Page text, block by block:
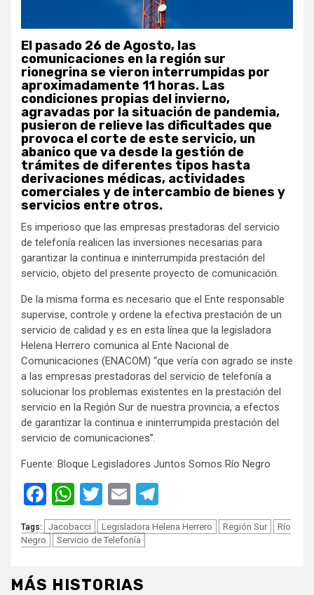
El pasado 26 de Agosto, las
comunicaciones en la región sur
rionegrina se vieron interrumpidas por
aproximadamente 11 horas. Las
condiciones propias del invierno,
agravadas por la situación de pandemia,
pusieron de relieve las dificultades que
provoca el corte de este servicio, un
abanico que va desde la gestión de
trámites de diferentes tipos hasta
derivaciones médicas, actividades
comerciales y de intercambio de bienes y
servicios entre otros.
Es imperioso que las empresas prestadoras del servicio
de telefonía realicen las inversiones necesarias para
garantizar la continua e ininterrumpida prestación del
servicio, objeto del presente proyecto de comunicación.
De la misma forma es necesario que el Ente responsable
supervise, controle y ordene la efectiva prestación de un
servicio de calidad y es en esta línea que la legisladora
Helena Herrero comunica al Ente Nacional de
Comunicaciones (ENACOM) “que vería con agrado se inste
a las empresas prestadoras del servicio de telefonía a
solucionar los problemas existentes en la prestación del
servicio en la Región Sur de nuestra provincia, a efectos
de garantizar la continua e ininterrumpida prestación del
servicio de comunicaciones”.
Fuente: Bloque Legisladores Juntos Somos Río Negro
Facebook
WhatsApp
Twitter
Email
Tags: Jacobacci Legisladora Helena Herrero Región Sur
Río
Negro
Servicio de Telefonía
MÁS HISTORIAS